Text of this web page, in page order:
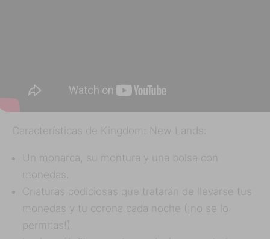
Características de Kingdom: New Lands:
Un monarca, su montura y una bolsa con
monedas.
Criaturas codiciosas que tratarán de llevarse tus
monedas y tu corona cada noche (¡no se lo
permitas!).